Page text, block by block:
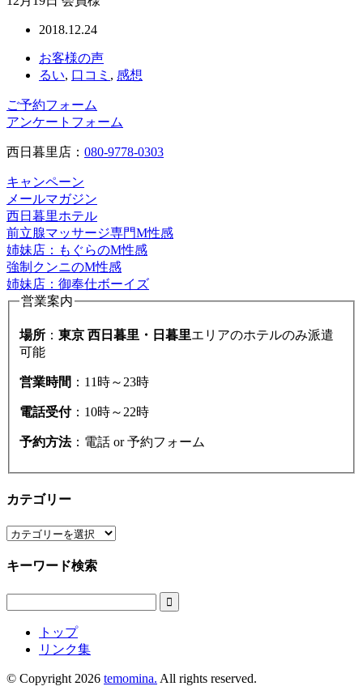
2018.12.24
お客様の声
るい, 口コミ , 感想
ご予約フォーム
アンケートフォーム
西日暮里店： 080-9778-0303
キャンペーン
メールマガジン
西日暮里ホテル
前立腺マッサージ専門M性感
姉妹店：もぐらのM性感
強制クンニのM性感
姉妹店：御奉仕ボーイズ
営業案内
場所 ： 東京 西日暮里・日暮里エリアのホテルのみ派遣
可能
営業時間 ：11時～23時
電話受付：10時～22時
予約方法：電話 or 予約フォーム
カテゴリー
カ
ゴ
キーワード検索

トップ
リンク集
© Copyright 2026 temomina. All rights reserved.